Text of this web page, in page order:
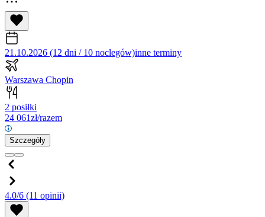
21.10.2026 (12 dni / 10 noclegów)inne terminy
Warszawa Chopin
2 posiłki
24 061zł/razem
Szczegóły
4.0/6 (11 opinii)